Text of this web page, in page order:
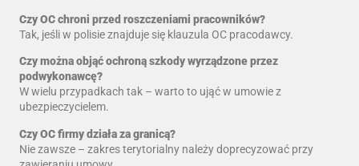
Czy OC chroni przed roszczeniami pracowników?
Tak, jeśli w polisie znajduje się klauzula OC pracodawcy.
Czy można objąć ochroną szkody wyrządzone przez
podwykonawcę?
W wielu przypadkach tak – warto to ująć w umowie z
ubezpieczycielem.
Czy OC firmy działa za granicą?
Nie zawsze – zakres terytorialny należy doprecyzować przy